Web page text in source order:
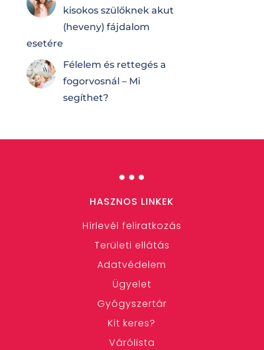
kisokos szülőknek akut
(heveny) fájdalom
esetére
Félelem és rettegés a
fogorvosnál – Mi
segíthet?
…
HASZNOS LINKEK
Hírlevél feliratkozás
Területi ellátás
Adatvédelem
Ügyelet
Gyógyszertár
Kit keres?
Várólista